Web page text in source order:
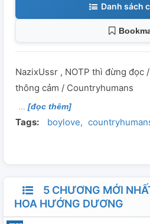
Danh sách
NazixUssr , NOTP thì đừng đọc
thông cảm / Countryhumans
[đọc thêm]
Tags: boylove
5 CHƯƠNG MỚI
HOA HƯỚNG DƯƠNG